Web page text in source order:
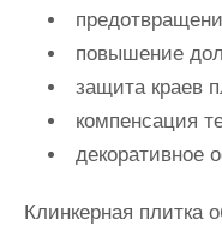
повышение
защита краев
компенсация
декоративное
Клинкерная плитка